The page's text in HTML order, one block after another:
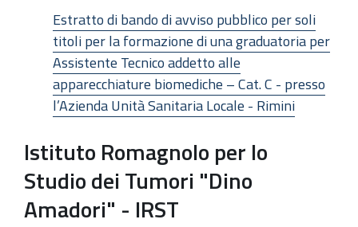
Estratto di bando di avviso pubblico per soli
titoli per la formazione di una graduatoria per
Assistente Tecnico addetto alle
apparecchiature biomediche – Cat. C - presso
l’Azienda Unità Sanitaria Locale - Rimini
Istituto Romagnolo per lo
Studio dei Tumori "Dino
Amadori" - IRST